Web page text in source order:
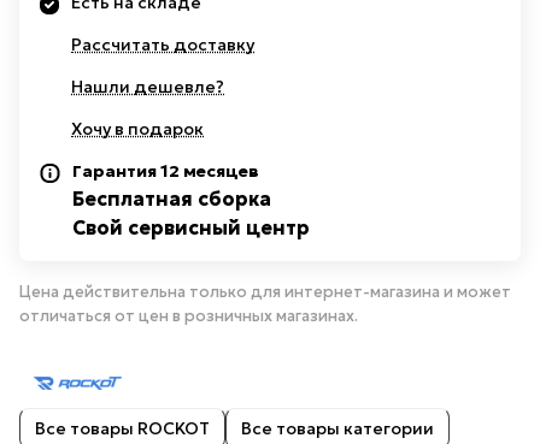
Рассчитать доставку
Нашли дешевле?
Хочу в подарок
Гарантия 12 месяцев
Бесплатная сборка
Свой сервисный центр
Цена действительна только для интернет-магазина и может
отличаться от цен в розничных магазинах.
Все товары ROCKOT Все товары категории